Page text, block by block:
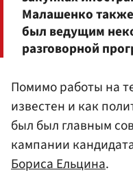
Малашенко
был ведущим
разговорной
Помимо работы на
известен и как
был был главным
кампании
Бориса Ельцина.